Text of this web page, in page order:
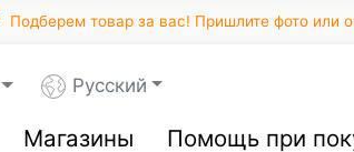
Подберем товар за вас! Пришлите фото
Русский
Магазины Помощь при